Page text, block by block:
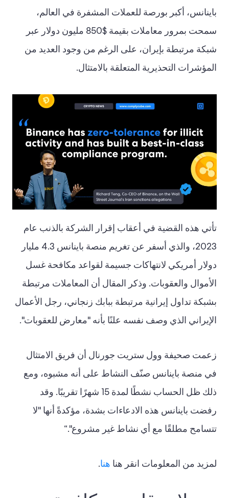
باينانس، أكبر بورصة للعملات المشفرة في العالم،
سمحت بمرور معاملات بقيمة $850 مليون دولار عبر
شبكة مرتبطة بإيران، على الرغم من وجود العديد من
المؤشرات التحذيرية المتعلقة بالامتثال.
تأتي هذه القضية في أعقاب إقرار الشركة بالذنب عام
2023، والذي أسفر عن تغريم منصة باينانس 4.3 مليار
دولار أمريكي لانتهاكات جسيمة لقواعد مكافحة غسل
الأموال والعقوبات. وذكر المقال أن المعاملات مرتبطة
بشبكة تداول إيرانية مرتبطة ببابك زنجاني، رجل الأعمال
الإيراني الذي وصف نفسه علنًا بأنه "معارض للعقوبات".
زعمت صحيفة وول ستريت جورنال أن فريق الامتثال
في منصة باينانس صنّف النشاط على أنه مشبوه، ومع
ذلك ظل الحساب نشطًا لمدة 15 شهرًا تقريبًا. وقد
رفضت باينانس هذه الادعاءات بشدة، مؤكدةً أنها "لا
تتسامح مطلقًا مع أي نشاط غير مشروع".“
لمزيد من المعلومات انقر هنا هنا.